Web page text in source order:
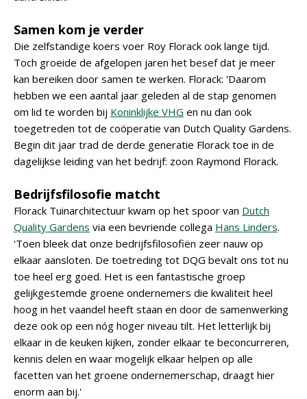
Samen kom je verder
Die zelfstandige koers voer Roy Florack ook lange tijd.
Toch groeide de afgelopen jaren het besef dat je meer
kan bereiken door samen te werken. Florack: 'Daarom
hebben we een aantal jaar geleden al de stap genomen
om lid te worden bij Koninklijke VHG en nu dan ook
toegetreden tot de coöperatie van Dutch Quality Gardens.
Begin dit jaar trad de derde generatie Florack toe in de
dagelijkse leiding van het bedrijf: zoon Raymond Florack.
Bedrijfsfilosofie matcht
Florack Tuinarchitectuur kwam op het spoor van Dutch
Quality Gardens via een bevriende collega Hans Linders.
'Toen bleek dat onze bedrijfsfilosofiën zeer nauw op
elkaar aansloten. De toetreding tot DQG bevalt ons tot nu
toe heel erg goed. Het is een fantastische groep
gelijkgestemde groene ondernemers die kwaliteit heel
hoog in het vaandel heeft staan en door de samenwerking
deze ook op een nóg hoger niveau tilt. Het letterlijk bij
elkaar in de keuken kijken, zonder elkaar te beconcurreren,
kennis delen en waar mogelijk elkaar helpen op alle
facetten van het groene ondernemerschap, draagt hier
enorm aan bij.'